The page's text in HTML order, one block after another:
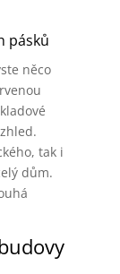
pásků
něco
tak i
dům.